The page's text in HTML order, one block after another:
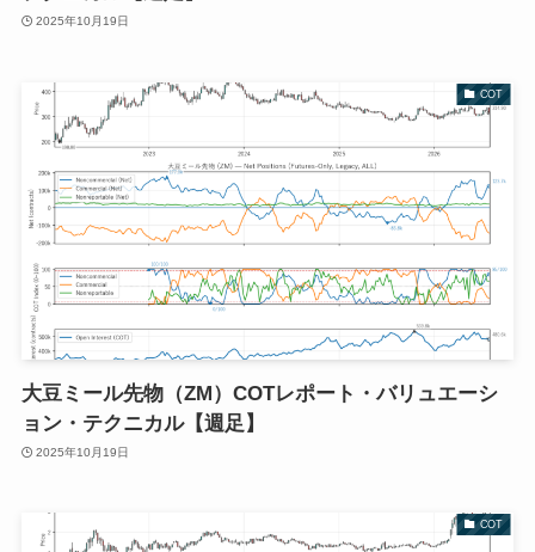
2025年10月19日
COT
大豆ミール先物（ZM）COTレポート・バリュエーシ
ョン・テクニカル【週足】
2025年10月19日
COT